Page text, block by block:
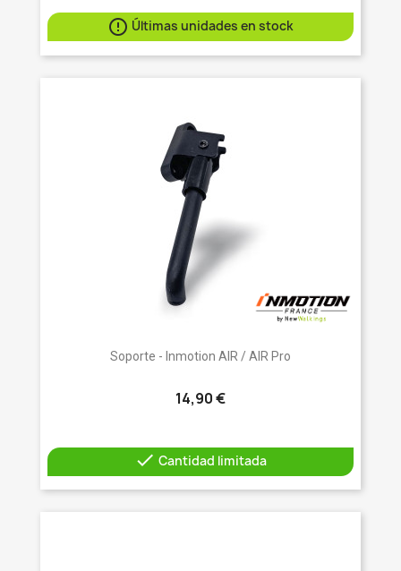
 Últimas unidades en stock
Soporte - Inmotion AIR / AIR Pro
14,90 €
 Cantidad limitada